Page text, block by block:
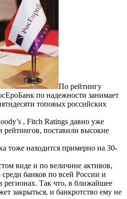
По рейтингу
по надежности занимает
топовых российских
, Fitch Ratings давно уже
рейтингов, поставили высокие
тоже находится примерно на 30-
виде и по величине активов,
банков по всей России и
регионах. Так что, в ближайшее
закрыться, и банкротство ему не